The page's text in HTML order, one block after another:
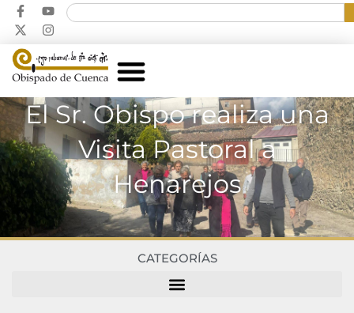
El Sr. Obispo realiza una
Visita Pastoral a
Henarejos
CATEGORÍAS